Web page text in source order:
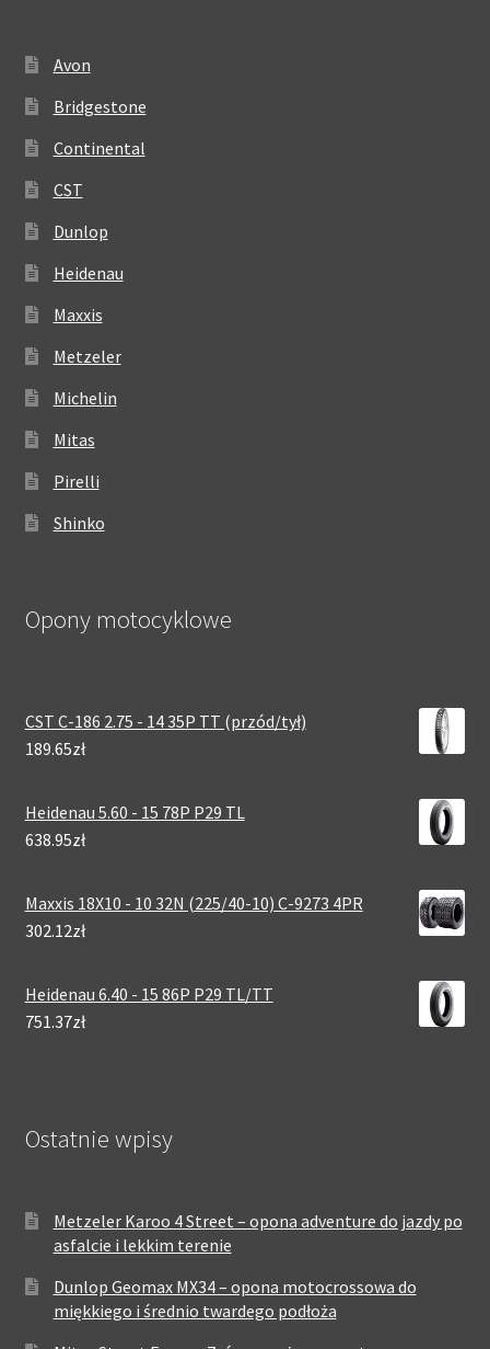
Avon
Bridgestone
Continental
CST
Dunlop
Heidenau
Maxxis
Metzeler
Michelin
Mitas
Pirelli
Shinko
Opony motocyklowe
CST C-186 2.75 - 14 35P TT (przód/tył)
189.65zł
Heidenau 5.60 - 15 78P P29 TL
638.95zł
Maxxis 18X10 - 10 32N (225/40-10) C-9273 4PR
302.12zł
Heidenau 6.40 - 15 86P P29 TL/TT
751.37zł
Ostatnie wpisy
Metzeler Karoo 4 Street – opona adventure do jazdy po
asfalcie i lekkim terenie
Dunlop Geomax MX34 – opona motocrossowa do
miękkiego i średnio twardego podłoża